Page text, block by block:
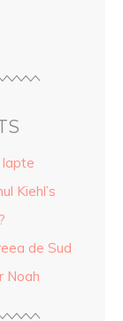
lapte
Kiehl’s
de Sud
Noah